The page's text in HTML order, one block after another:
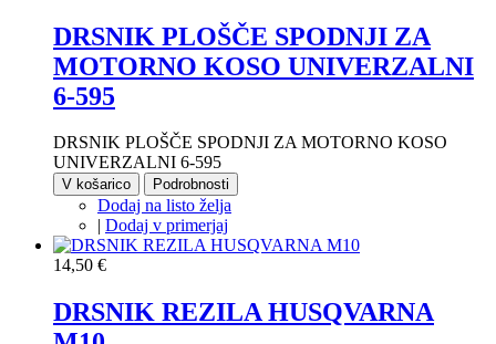
DRSNIK PLOŠČE SPODNJI ZA
MOTORNO KOSO UNIVERZALNI
6-595
DRSNIK PLOŠČE SPODNJI ZA MOTORNO KOSO
UNIVERZALNI 6-595
V košarico Podrobnosti
Dodaj na listo želja
| Dodaj v primerjaj
14,50 €
DRSNIK REZILA HUSQVARNA